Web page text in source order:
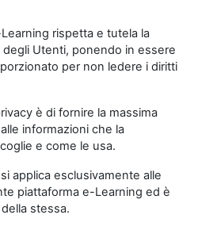
rispetta e tutela la
Utenti, ponendo in essere
per non ledere i diritti
è di fornire la massima
informazioni che la
e come le usa.
applica esclusivamente alle
piattaforma e-Learning ed è
stessa.